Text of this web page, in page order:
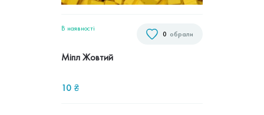
обрали
0
В наявностi
Міпл Жовтий
10 ₴